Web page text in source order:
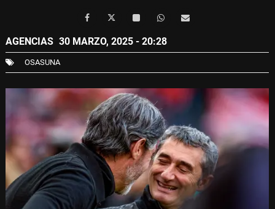
AGENCIAS 30 MARZO, 2025 - 20:28
OSASUNA